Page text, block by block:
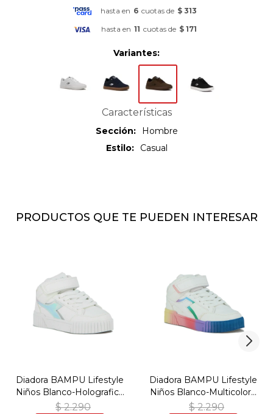
hasta en 6 cuotas de $ 313
hasta en 11 cuotas de $ 171
Variantes:
Características
Sección
Hombre
Estilo
Casual
PRODUCTOS QUE TE PUEDEN INTERESAR
Diadora BAMPU Lifestyle
Niños Blanco-Holografico
- Blanco-Holografico
$ 2.290
Diadora BAMPU Lifestyle
Niños Blanco-Multicolor -
Blanco-Multicolor
$ 2.290